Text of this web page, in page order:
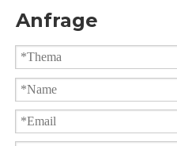
Anfrage